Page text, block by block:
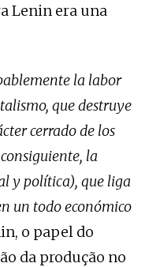
Lenin era una
la labor
que destruye
cerrado de los
la
y política), que liga
un todo económico
o papel do
da produção no